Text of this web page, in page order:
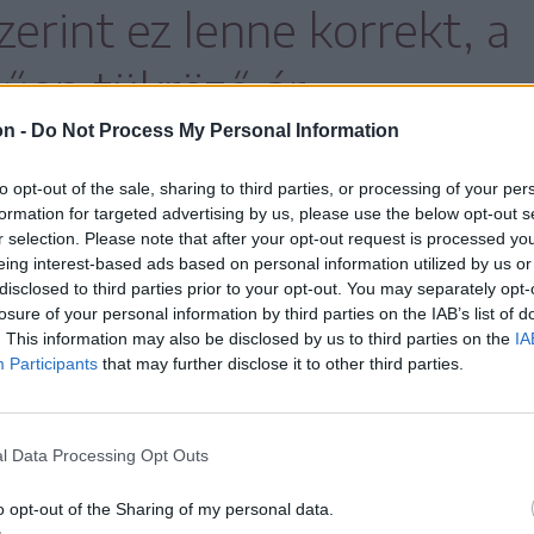
- Do Not Process My Personal Information
opt-out of the sale, sharing to third parties, or processing of your
for targeted advertising by us, please use the below opt-out
selection. Please note that after your opt-out request is processed
interest-based ads based on personal information utilized by us
to third parties prior to your opt-out. You may separately
of your personal information by third parties on the IAB’s list of
This information may also be disclosed by us to third parties on the
Participants that may further disclose it to other third parties.
Data Processing Opt Outs
opt-out of the Sharing of my personal data.
ez lenne korrekt, a
tükröző ár.
juhtenyésztési kutatóállomás
kiszámolták, hogy mennyibe kerül egy
amíg eléri az ideális eladási súlyt.
árát, illetve az egyéb kiadásokat
állat esetén a
lejre rúg, ami 10